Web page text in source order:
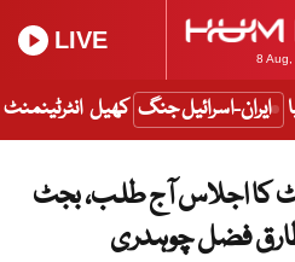
8 Aug,
LIVE
ایران-اسرائیل جنگ کھیل انٹرٹینمنٹ
کا اجلاس آج طلب، بجٹ